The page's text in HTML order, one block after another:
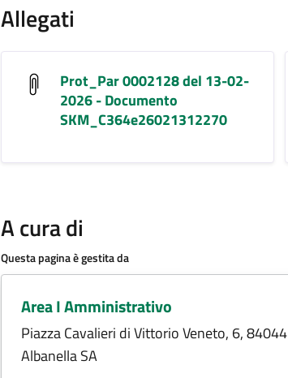
Allegati
Prot_Par 0002128 del 13-02-
2026 - Documento
SKM_C364e26021312270
A cura di
Questa pagina è gestita da
Area I Amministrativo
Piazza Cavalieri di Vittorio Veneto, 6, 84044
Albanella SA